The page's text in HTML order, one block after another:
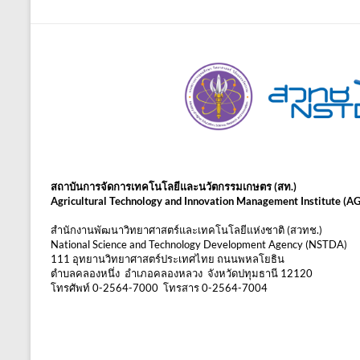
สถาบันการจัดการเทคโนโลยีและนวัตกรรมเกษตร (สท.)
Agricultural Technology and Innovation Management Institute
สำนักงานพัฒนาวิทยาศาสตร์และเทคโนโลยีแห่งชาติ (สวทช.)
National Science and Technology Development Agency (NSTDA)
111 อุทยานวิทยาศาสตร์ประเทศไทย ถนนพหลโยธิน
ตำบลคลองหนึ่ง อำเภอคลองหลวง จังหวัดปทุมธานี 12120
โทรศัพท์ 0-2564-7000 โทรสาร 0-2564-7004